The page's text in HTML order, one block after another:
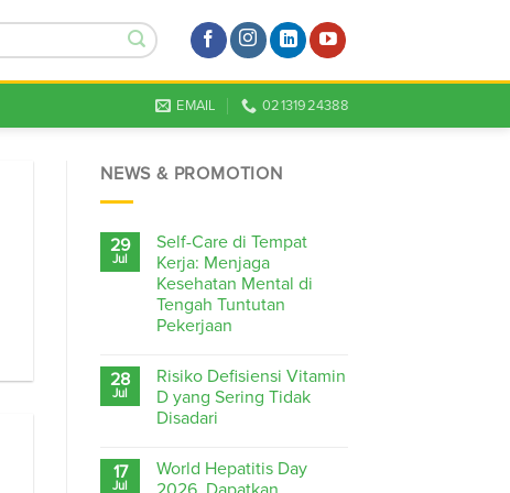
EMAIL 02131924388
NEWS & PROMOTION
29
Jul
Self-Care di Tempat
Kerja: Menjaga
Kesehatan Mental di
Tengah Tuntutan
Pekerjaan
28
Jul
Risiko Defisiensi Vitamin
D yang Sering Tidak
Disadari
17
Jul
World Hepatitis Day